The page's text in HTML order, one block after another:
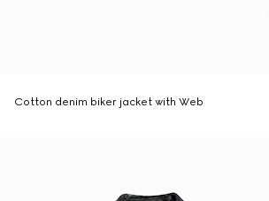
Cotton denim biker jacket with Web